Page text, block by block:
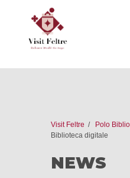
Visit Feltre
Polo
Biblioteca digitale
NEWS